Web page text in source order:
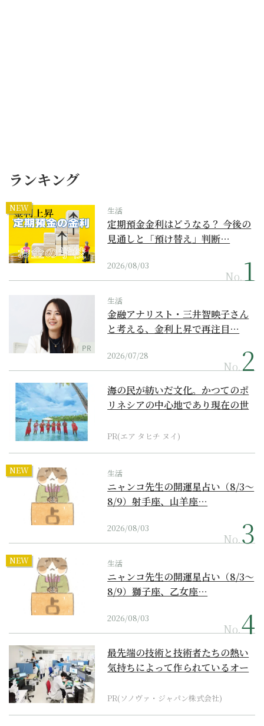
ランキング
NEW 生活
定期預金金利はどうなる？ 今後の
見通しと「預け替え」判断…
2026/08/03
No.
PR
生活
金融アナリスト・三井智映子さん
と考える、金利上昇で再注目…
2026/07/28
No.
海の民が紡いだ文化。かつてのポ
リネシアの中心地であり現在の世
PR(エア タヒチ ヌイ)
NEW 生活
ニャンコ先生の開運星占い（8/3～
8/9）射手座、山羊座…
2026/08/03
No.
NEW 生活
ニャンコ先生の開運星占い（8/3～
8/9）獅子座、乙女座…
2026/08/03
No.
最先端の技術と技術者たちの熱い
気持ちによって作られているオー
PR(ソノヴァ・ジャパン株式会社)